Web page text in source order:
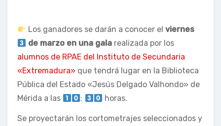
Los ganadores se darán a conocer el viernes
de marzo en una gala realizada por los
alumnos de RPAE del Instituto de Secundaria
«Extremadura» que tendrá lugar en la Biblioteca
Pública del Estado «Jesús Delgado Valhondo» de
Mérida a las
: horas.
Se proyectarán los cortometrajes seleccionados y